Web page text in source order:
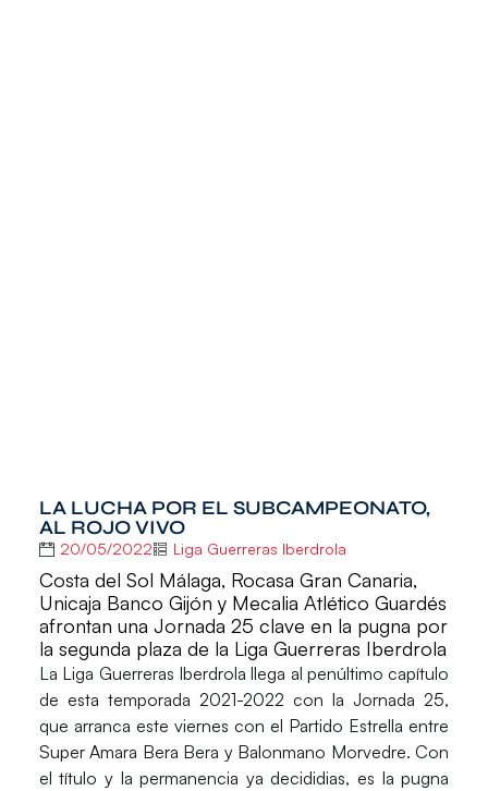
LA LUCHA POR EL SUBCAMPEONATO,
AL ROJO VIVO
20/05/2022 Liga Guerreras Iberdrola
Costa del Sol Málaga, Rocasa Gran Canaria,
Unicaja Banco Gijón y Mecalia Atlético Guardés
afrontan una Jornada 25 clave en la pugna por
la segunda plaza de la Liga Guerreras Iberdrola
La Liga Guerreras Iberdrola llega al penúltimo capítulo
de esta temporada 2021-2022 con laJornada 25,
que arranca este viernes con el Partido Estrellaentre
Super Amara Bera Bera y Balonmano Morvedre. Con
el título y la permanencia ya decididias, es la pugna